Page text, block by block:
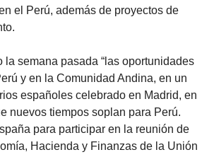
el Perú, además de proyectos de
la semana pasada “las oportunidades
y en la Comunidad Andina, en un
españoles celebrado en Madrid, en
nuevos tiempos soplan para Perú.
para participar en la reunión de
Hacienda y Finanzas de la Unión